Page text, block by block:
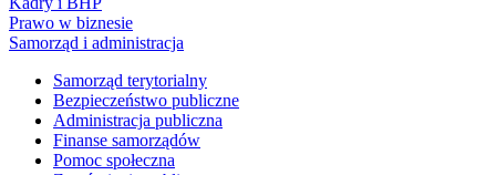
Prawo w biznesie
Samorząd i administracja
Samorząd terytorialny
Bezpieczeństwo publiczne
Administracja publiczna
Finanse samorządów
Pomoc społeczna